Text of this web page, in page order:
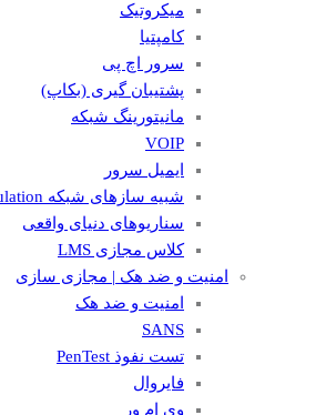
میکروتیک
کامپتیا
سرور اچ پی
پشتیبان گیری (بکاپ)
مانيتورينگ شبکه
VOIP
ایمیل سرور
شبیه سازهای شبکه Simulation
سناریوهای دنیای واقعی
کلاس مجازی LMS
امنیت و ضد هک | مجازی سازی
امنیت و ضد هک
SANS
تست نفوذ PenTest
فایروال
وی ام ور